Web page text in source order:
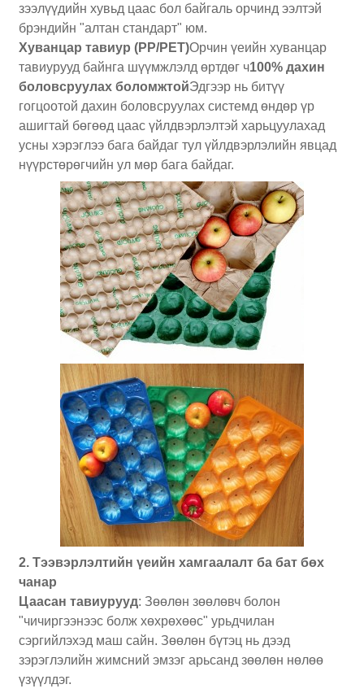
зээлүүдийн хувьд цаас бол байгаль орчинд ээлтэй
брэндийн "алтан стандарт" юм.
Хуванцар тавиур (PP/PET)Орчин үеийн хуванцар
тавиурууд байнга шүүмжлэлд өртдөг ч100% дахин
боловсруулах боломжтойЭдгээр нь битүү
гогцоотой дахин боловсруулах системд өндөр үр
ашигтай бөгөөд цаас үйлдвэрлэлтэй харьцуулахад
усны хэрэглээ бага байдаг тул үйлдвэрлэлийн явцад
нүүрстөрөгчийн ул мөр бага байдаг.
2. Тээвэрлэлтийн үеийн хамгаалалт ба бат бөх
чанар
Цаасан тавиурууд: Зөөлөн зөөлөвч болон
"чичиргээнээс болж хөхрөхөөс" урьдчилан
сэргийлэхэд маш сайн. Зөөлөн бүтэц нь дээд
зэрэглэлийн жимсний эмзэг арьсанд зөөлөн нөлөө
үзүүлдэг.